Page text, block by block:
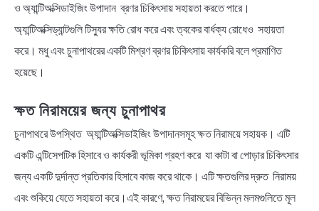
ও অ্যান্টিঅক্সিডাইজিং উপাদান ব্রণর চিকিৎসায় সহায়তা করতে পারে।
অ্যান্টিঅক্সিড্যান্টগুলি টিস্যুর ক্ষতি রোধ করে এবং ত্বকের বার্ধক্য রোধেও সহায়তা
করে। মধু এবং চুনাপাথরের একটি মিশ্রণ ব্রণর চিকিৎসায় কার্যকরি বলে প্রমাণিত
হয়েছে।
ক্ষত নিরাময়ের জন্য চুনাপাথর
চুনাপাথরে উপস্থিত অ্যান্টিঅক্সিডাইজিং উপাদানসমূহ ক্ষত নিরাময়ে সহায়ক। এটি
একটি এন্টিসেপটিক হিসাবে ও কার্যকরী ভূমিকা গ্রহণ করে যা কাটা বা পোড়ার চিকিৎসার
জন্য একটি দুর্দান্ত প্রতিকার হিসাবে কাজ করে থাকে। এটি ক্ষতগুলির দ্রুত নিরাময়
এবং শুকিয়ে যেতে সহায়তা করে।এই কারণে, ক্ষত নিরাময়ের বিভিন্ন মলমগুলিতে মূল